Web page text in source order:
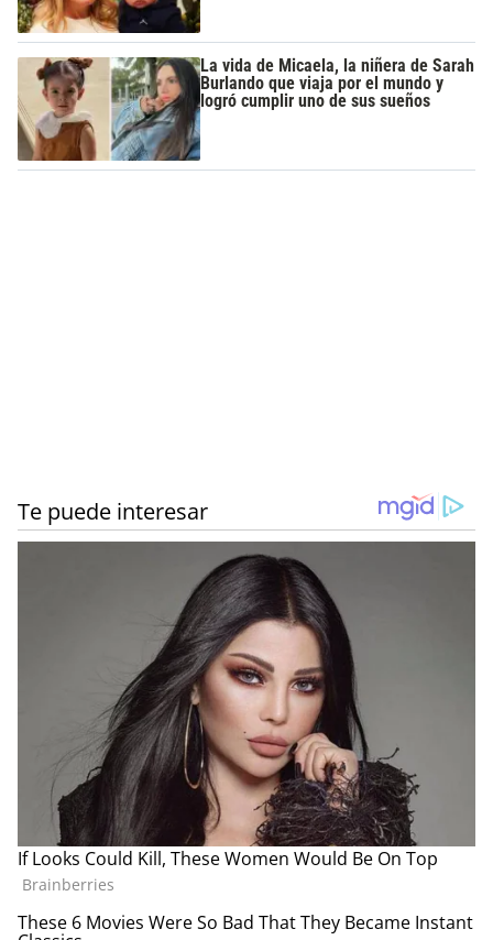
La vida de Micaela, la niñera de Sarah
Burlando que viaja por el mundo y
logró cumplir uno de sus sueños